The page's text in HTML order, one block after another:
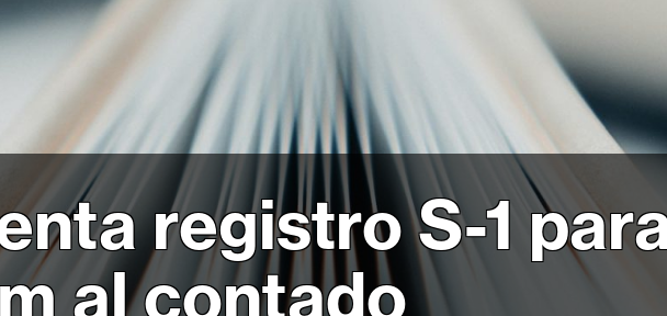
registro S-1
al contado